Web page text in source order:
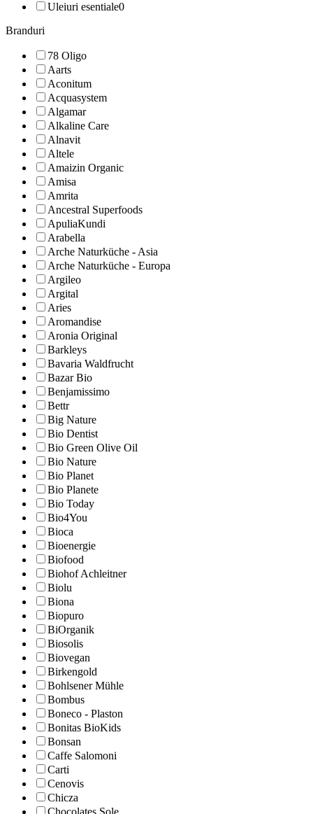
Uleiuri esentiale0
Branduri
78 Oligo
Aarts
Aconitum
Acquasystem
Algamar
Alkaline Care
Alnavit
Altele
Amaizin Organic
Amisa
Amrita
Ancestral Superfoods
ApuliaKundi
Arabella
Arche Naturküche - Asia
Arche Naturküche - Europa
Argileo
Argital
Aries
Aromandise
Aronia Original
Barkleys
Bavaria Waldfrucht
Bazar Bio
Benjamissimo
Bettr
Big Nature
Bio Dentist
Bio Green Olive Oil
Bio Nature
Bio Planet
Bio Planete
Bio Today
Bio4You
Bioca
Bioenergie
Biofood
Biohof Achleitner
Biolu
Biona
Biopuro
BiOrganik
Biosolis
Biovegan
Birkengold
Bohlsener Mühle
Bombus
Boneco - Plaston
Bonitas BioKids
Bonsan
Caffe Salomoni
Carti
Cenovis
Chicza